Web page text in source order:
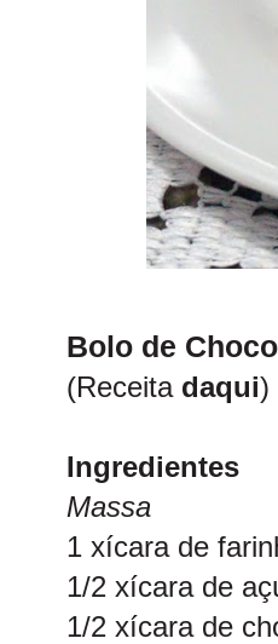
Bolo de
(Receita daqui)
Ingredientes
Massa
1 xícara de
1/2 xícara de
1/2 xícara de